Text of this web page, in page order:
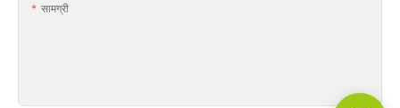
सामग्री